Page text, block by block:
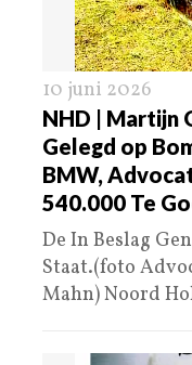
10 juni 2026
NHD | Martijn
Gelegd op
BMW,
540.000 Te
De In Beslag
Staat.(foto
Mahn) Noord